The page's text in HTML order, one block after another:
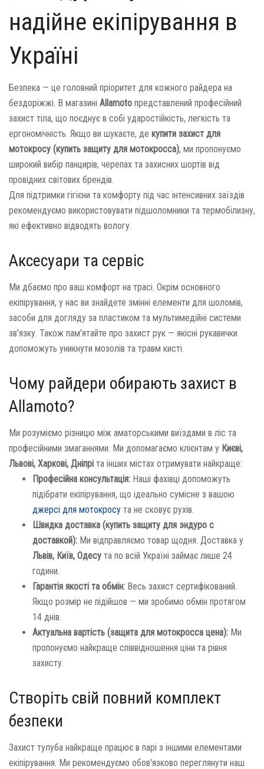
надійне екіпірування в
Україні
Безпека — це головний пріоритет для кожного райдера на
бездоріжжі. В магазині Allamoto представлений професійний
захист тіла, що поєднує в собі ударостійкість, легкість та
ергономічність. Якщо ви шукаєте, де купити захист для
мотокросу (купить защиту для мотокросса), ми пропонуємо
широкий вибір панцирів, черепах та захисних шортів від
провідних світових брендів.
Для підтримки гігієни та комфорту під час інтенсивних заїздів
рекомендуємо використовувати підшоломники та термобілизну,
які ефективно відводять вологу.
Аксесуари та сервіс
Ми дбаємо про ваш комфорт на трасі. Окрім основного
екіпірування, у нас ви знайдете змінні елементи для шоломів,
засоби для догляду за пластиком та мультимедійні системи
зв'язку. Також пам'ятайте про захист рук — якісні рукавички
допоможуть уникнути мозолів та травм кисті.
Чому райдери обирають захист в
Allamoto?
Ми розуміємо різницю між аматорськими виїздами в ліс та
професійними змаганнями. Ми допомагаємо клієнтам у Києві,
Львові, Харкові, Дніпрі та інших містах отримувати найкраще:
Професійна консультація: Наші фахівці допоможуть
підібрати екіпірування, що ідеально сумісне з вашою
джерсі для мотокросу та не сковує рухів.
Швидка доставка (купить защиту для эндуро с
доставкой): Ми відправляємо товар щодня. Доставка у
Львів, Київ, Одесу та по всій Україні займає лише 24
години.
Гарантія якості та обмін: Весь захист сертифікований.
Якщо розмір не підійшов — ми зробимо обмін протягом
14 днів.
Актуальна вартість (защита для мотокросса цена): Ми
пропонуємо найкраще співвідношення ціни та рівня
захисту.
Створіть свій повний комплект
безпеки
Захист тулуба найкраще працює в парі з іншими елементами
екіпірування. Ми рекомендуємо обов'язково переглянути наш